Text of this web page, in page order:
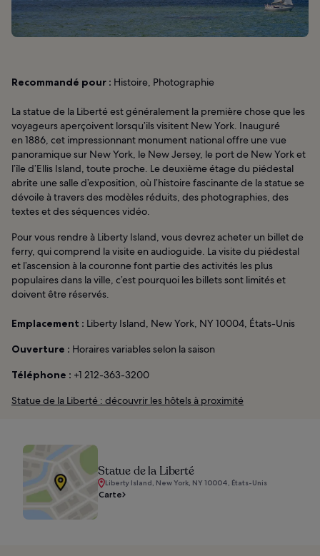
Recommandé pour : Histoire, Photographie
La statue de la Liberté est généralement la première chose que les
voyageurs aperçoivent lorsqu’ils visitent New York. Inauguré
en 1886, cet impressionnant monument national offre une vue
panoramique sur New York, le New Jersey, le port de New York et
l’île d’Ellis Island, toute proche. Le deuxième étage du piédestal
abrite une salle d’exposition, où l’histoire fascinante de la statue se
dévoile à travers des modèles réduits, des photographies, des
textes et des séquences vidéo.
Pour vous rendre à Liberty Island, vous devrez acheter un billet de
ferry, qui comprend la visite en audioguide. La visite du piédestal
et l’ascension à la couronne font partie des activités les plus
populaires dans la ville, c’est pourquoi les billets sont limités et
doivent être réservés.
Emplacement : Liberty Island, New York, NY 10004, États-Unis
Ouverture : Horaires variables selon la saison
Téléphone : +1 212-363-3200
Statue de la Liberté : découvrir les hôtels à proximité
Statue de la Liberté
Liberty Island, New York, NY 10004, États-Unis
Carte